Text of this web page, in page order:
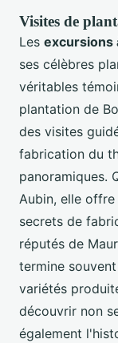
Visites de
Les excursions
ses célèbres
véritables
plantation de
des visites
fabrication du
panoramiques.
Aubin, elle
secrets de
réputés de
termine
variétés
découvrir non
également